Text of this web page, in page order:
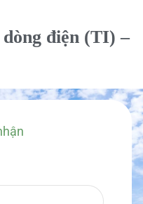
điện (TI) –